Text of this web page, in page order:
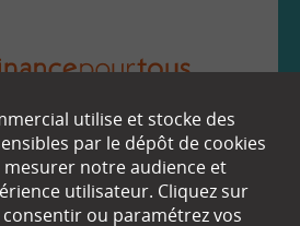
EN SAVOIR
sommes-nous ?
utilise et stocke des
par le dépôt de cookies
mesurer notre audience et
utilisateur. Cliquez sur
ou paramétrez vos